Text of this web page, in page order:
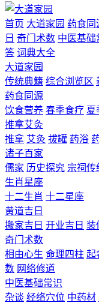
首页 大道家园 药食同
日 奇门术数 中医基础
答 词典大全
大道家园
传统典籍 综合浏览区
药食同源
饮食营养 春季食疗 夏
推拿艾灸
推拿 艾灸 拔罐 药浴
诸子百家
儒家 历史探究 宗祠传
生肖星座
十二生肖 十二星座
黄道吉日
搬家吉日 开业吉日 装
奇门术数
相由心生 命理四柱 起
数 网络修道
中医基础常识
杂谈 经络穴位 中药材